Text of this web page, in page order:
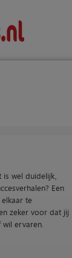
wel duidelijk,
Een
te
zeker voor dat jij
ervaren.